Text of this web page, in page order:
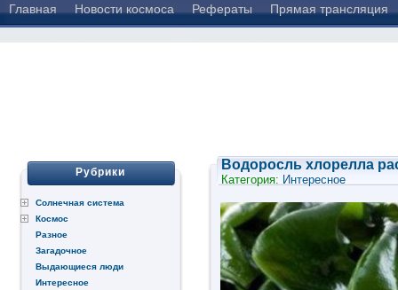
Главная Новости космоса Рефераты Прямая трансляция
Рубрики
Солнечная система
Космос
Разное
Загадочное
Выдающиеся люди
Интересное
Водоросль хлорелла
Категория: Интересное